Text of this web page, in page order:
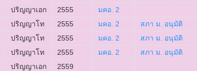
ปริญญาเอก 2555 มคอ. 2
ปริญญาโท 2555 มคอ. 2 สภา ม. อนุมัติ
ปริญญาโท 2555 มคอ. 2 สภา ม. อนุมัติ
ปริญญาโท 2555 มคอ. 2 สภา ม. อนุมัติ
ปริญญาเอก 2559